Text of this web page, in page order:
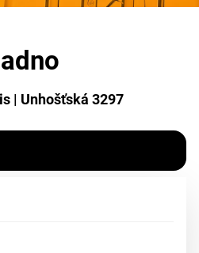
| Unhošťská 3297